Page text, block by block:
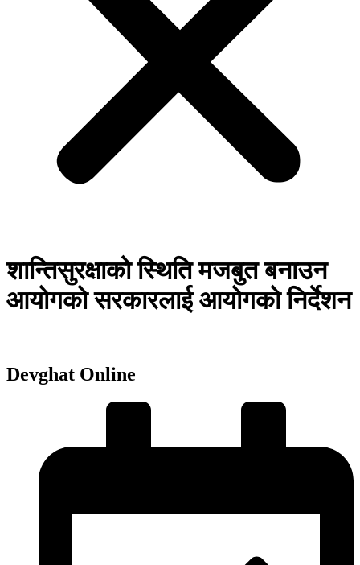
शान्तिसुरक्षाको स्थिति मजबुत बनाउन
आयोगको सरकारलाई आयोगको निर्देशन
Devghat Online